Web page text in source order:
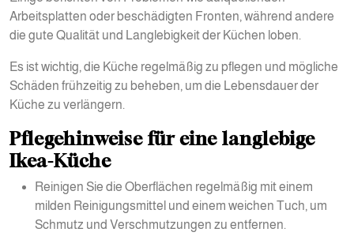
Arbeitsplatten oder beschädigten Fronten, während andere
die gute Qualität und Langlebigkeit der Küchen loben.
Es ist wichtig, die Küche regelmäßig zu pflegen und mögliche
Schäden frühzeitig zu beheben, um die Lebensdauer der
Küche zu verlängern.
Pflegehinweise für eine langlebige
Ikea-Küche
Reinigen Sie die Oberflächen regelmäßig mit einem
milden Reinigungsmittel und einem weichen Tuch, um
Schmutz und Verschmutzungen zu entfernen.